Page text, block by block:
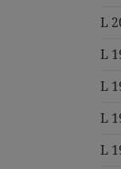
L
L
L
L
L